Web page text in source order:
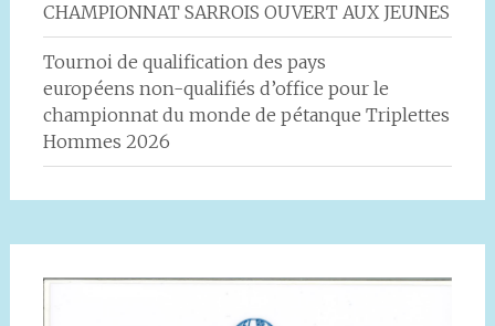
CHAMPIONNAT SARROIS OUVERT AUX JEUNES
Tournoi de qualification des pays
européens non-qualifiés d’office pour le
championnat du monde de pétanque Triplettes
Hommes 2026